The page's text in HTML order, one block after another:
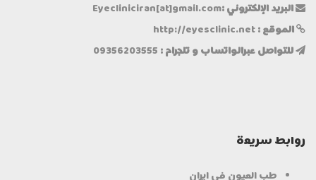
البريد الإلكتروني :Eyecliniciran[at]gmail.com
الموقع :http://eyesclinic.net
للتواصل عبرالواتساب و تلجرام :09356203555
روابط سریعة
طب العيون في ايران